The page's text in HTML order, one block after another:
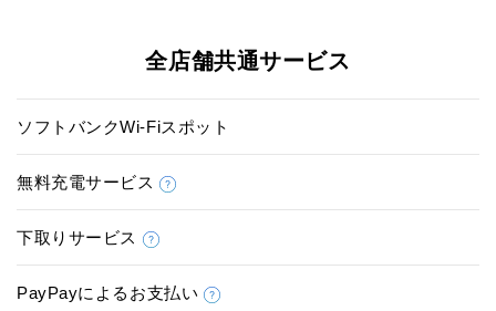
全店舗共通サービス
ソフトバンクWi-Fiスポット
無料充電サービス
下取りサービス
PayPayによるお支払い